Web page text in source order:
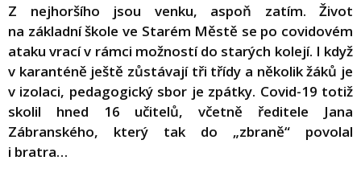
Z nejhoršího jsou venku, aspoň zatím. Život
na základní škole ve Starém Městě se po covidovém
ataku vrací v rámci možností do starých kolejí. I když
v karanténě ještě zůstávají tři třídy a několik žáků je
v izolaci, pedagogický sbor je zpátky. Covid-19 totiž
skolil hned 16 učitelů, včetně ředitele Jana
Zábranského, který tak do „zbraně“ povolal
i bratra…